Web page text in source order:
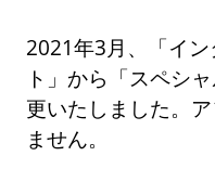
2021年3月、「イ
ト」から「スペシ
更いたしました。
ません。